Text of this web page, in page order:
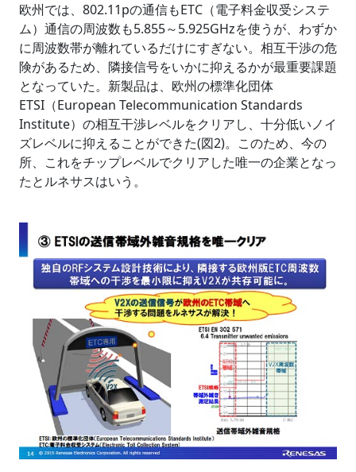
欧州では、802.11pの通信もETC（電子料金収受システ
ム）通信の周波数も5.855～5.925GHzを使うが、わずか
に周波数帯が離れているだけにすぎない。相互干渉の危
険があるため、隣接信号をいかに抑えるかが最重要課題
となっていた。新製品は、欧州の標準化団体
ETSI（European Telecommunication Standards
Institute）の相互干渉レベルをクリアし、十分低いノイ
ズレベルに抑えることができた(図2)。このため、今の
所、これをチップレベルでクリアした唯一の企業となっ
たとルネサスはいう。